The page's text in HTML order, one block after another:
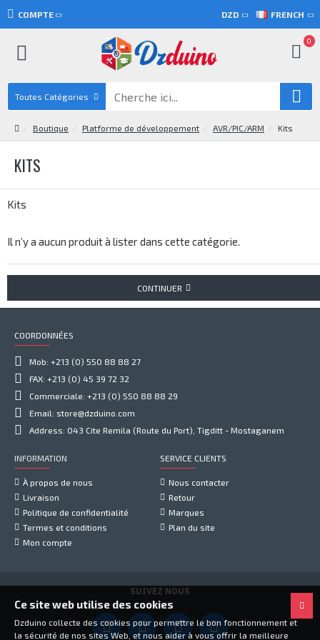
COMPTE DZD FRENCH
0
Toutes Catégories
Boutique Platforme de développement AVR/PIC/ARM Kits
KITS
Kits
Il n’y a aucun produit à lister dans cette catégorie.
CONTINUER
COORDONNÉES
Mob: +213 (0) 550 88 88 27
FAX: +213 (0) 45 39 72 32
Commerciale: +213 (0) 550 88 88 29
Email: store@dzduino.com
Address: 043 Cite Remila (Route du Port), Tigditt - Mostaganem
INFORMATION
À propos de nous
Livraison
Politique de confidentialité
Termes et conditions
Mon compte
SERVICE CLIENTS
Nous contacter
Retour
Marques
Plan du site
SUIVEZ NOUS
Ce site web utilise des cookies
Dzduino collecte des cookies pour permettre le bon fonctionnement et
la sécurité de nos sites Web, et nous aider à vous offrir la meilleure